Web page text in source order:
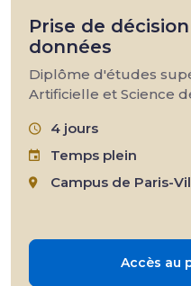
Prise de
données
Diplôme d'études
Artificielle et Science
4 jours
Temps plein
Campus de Paris-
Accès au